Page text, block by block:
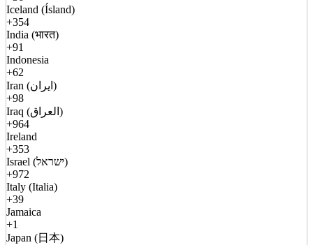
Iceland (Ísland)
+354
India (भारत)
+91
Indonesia
+62
Iran (ایران)
+98
Iraq (العراق)
+964
Ireland
+353
Israel (ישראל)
+972
Italy (Italia)
+39
Jamaica
+1
Japan (日本)